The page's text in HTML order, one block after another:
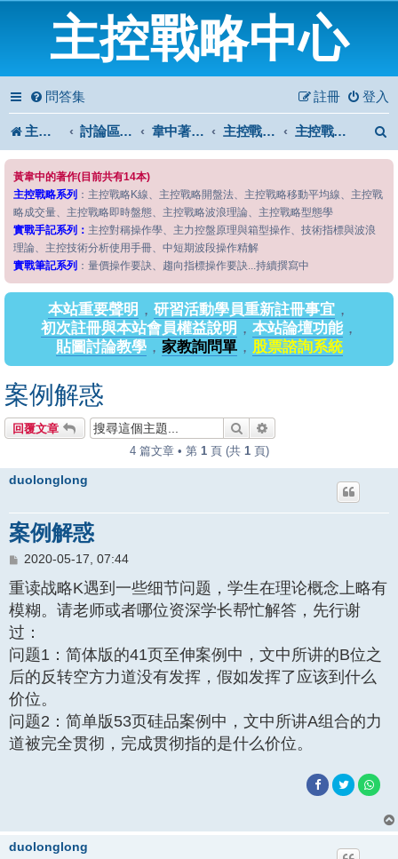
主控戰略中心
問答集 登入
註冊
主控戰略中心 討論區首頁 韋中著作問答區 主控戰略系列 主控戰略K線
黃韋中的著作(目前共有14本)
主控戰略系列 ：主控戰略K線、主控戰略開盤法、主控戰略移動平均線、主控戰
略成交量、主控戰略即時盤態、主控戰略波浪理論、主控戰略型態學
實戰手記系列： 主控對稱操作學、主力控盤原理與箱型操作、技術指標與波浪
理論、主控技術分析使用手冊、中短期波段操作精解
實戰筆記系列 ：量價操作要訣、趨向指標操作要訣...持續撰寫中
本站重要聲明 ， 研習活動學員重新註冊事宜 ，
初次註冊與本站會員權益說明 ， 本站論壇功能，
貼圖討論教學， 家教詢問單， 股票諮詢系統
案例解惑
回覆文章 搜尋
4 篇文章 • 第 1頁 (共 1頁)
duolonglong
案例解惑
文
2020-05-17, 07:44
重读战略K遇到一些细节问题，学生在理论概念上略有
模糊。请老师或者哪位资深学长帮忙解答，先行谢
过：
问题1：简体版的41页至伸案例中，文中所讲的B位之
后的反转空方力道没有发挥，假如发挥了应该到什么
价位。
问题2：简单版53页硅品案例中，文中所讲A组合的力
道被完全贯彻，完成贯彻指的是什么价位。
duolonglong